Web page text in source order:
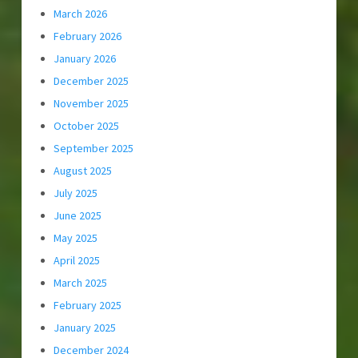
March 2026
February 2026
January 2026
December 2025
November 2025
October 2025
September 2025
August 2025
July 2025
June 2025
May 2025
April 2025
March 2025
February 2025
January 2025
December 2024